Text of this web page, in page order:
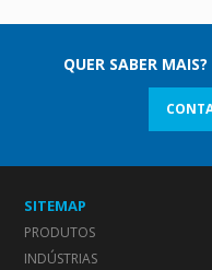
QUER SABER
SITEMAP
PRODUTOS
INDÚSTRIAS